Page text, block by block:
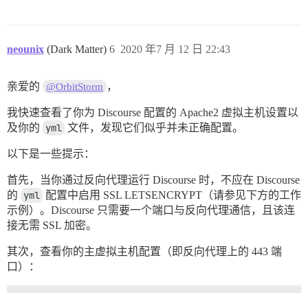
neounix (Dark Matter) 2020 年7 月 12 日 22:43
6
亲爱的 @OrbitStorm ，
我快速查看了你为 Discourse 配置的 Apache2 虚拟主机设置以
及你的 yml 文件，发现它们似乎并未正确配置。
以下是一些提示：
首先，当你通过反向代理运行 Discourse 时，不应在 Discourse
的 yml 配置中启用 SSL LETSENCRYPT（请参见下方的工作
示例）。Discourse 只需要一个端口与反向代理通信，且该连
接无需 SSL 加密。
其次，查看你的主虚拟主机配置（即反向代理上的 443 端
口）：